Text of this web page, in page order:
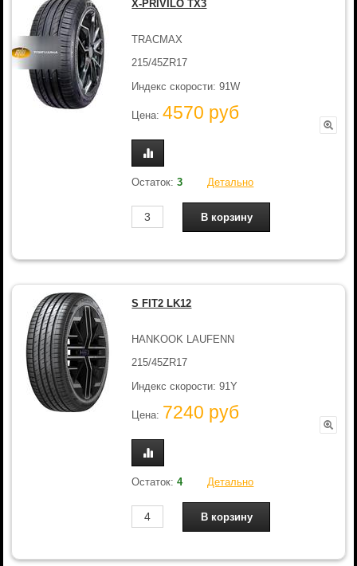
X-PRIVILO TX3
TRACMAX
215/45ZR17
Индекс скорости: 91W
Цена:4570 руб
Остаток:3 Детально
S FIT2 LK12
HANKOOK LAUFENN
215/45ZR17
Индекс скорости: 91Y
Цена: 7240 руб
Остаток:4 Детально